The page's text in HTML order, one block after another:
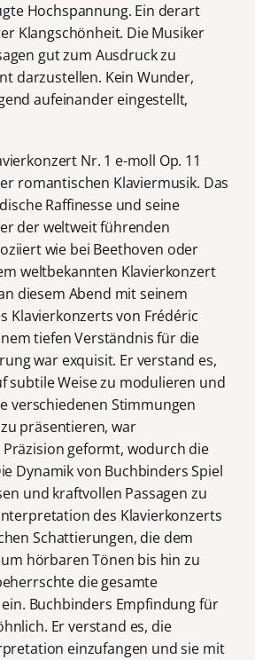
Hochspannung. Ein derart
Klangschönheit. Die Musiker
gut zum Ausdruck zu
darzustellen. Kein Wunder,
aufeinander eingestellt,
Nr. 1 e-moll Op. 11
romantischen Klaviermusik. Das
Raffinesse und seine
der weltweit führenden
wie bei Beethoven oder
weltbekannten Klavierkonzert
diesem Abend mit seinem
Klavierkonzerts von Frédéric
tiefen Verständnis für die
war exquisit. Er verstand es,
subtile Weise zu modulieren und
verschiedenen Stimmungen
präsentieren, war
geformt, wodurch die
Dynamik von Buchbinders Spiel
und kraftvollen Passagen zu
des Klavierkonzerts
Schattierungen, die dem
hörbaren Tönen bis hin zu
die gesamte
Buchbinders Empfindung für
Er verstand es, die
einzufangen und sie mit